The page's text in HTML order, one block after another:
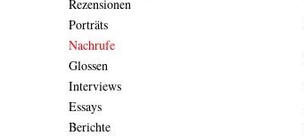
Rezensionen
Porträts
Nachrufe
Glossen
Interviews
Essays
Berichte